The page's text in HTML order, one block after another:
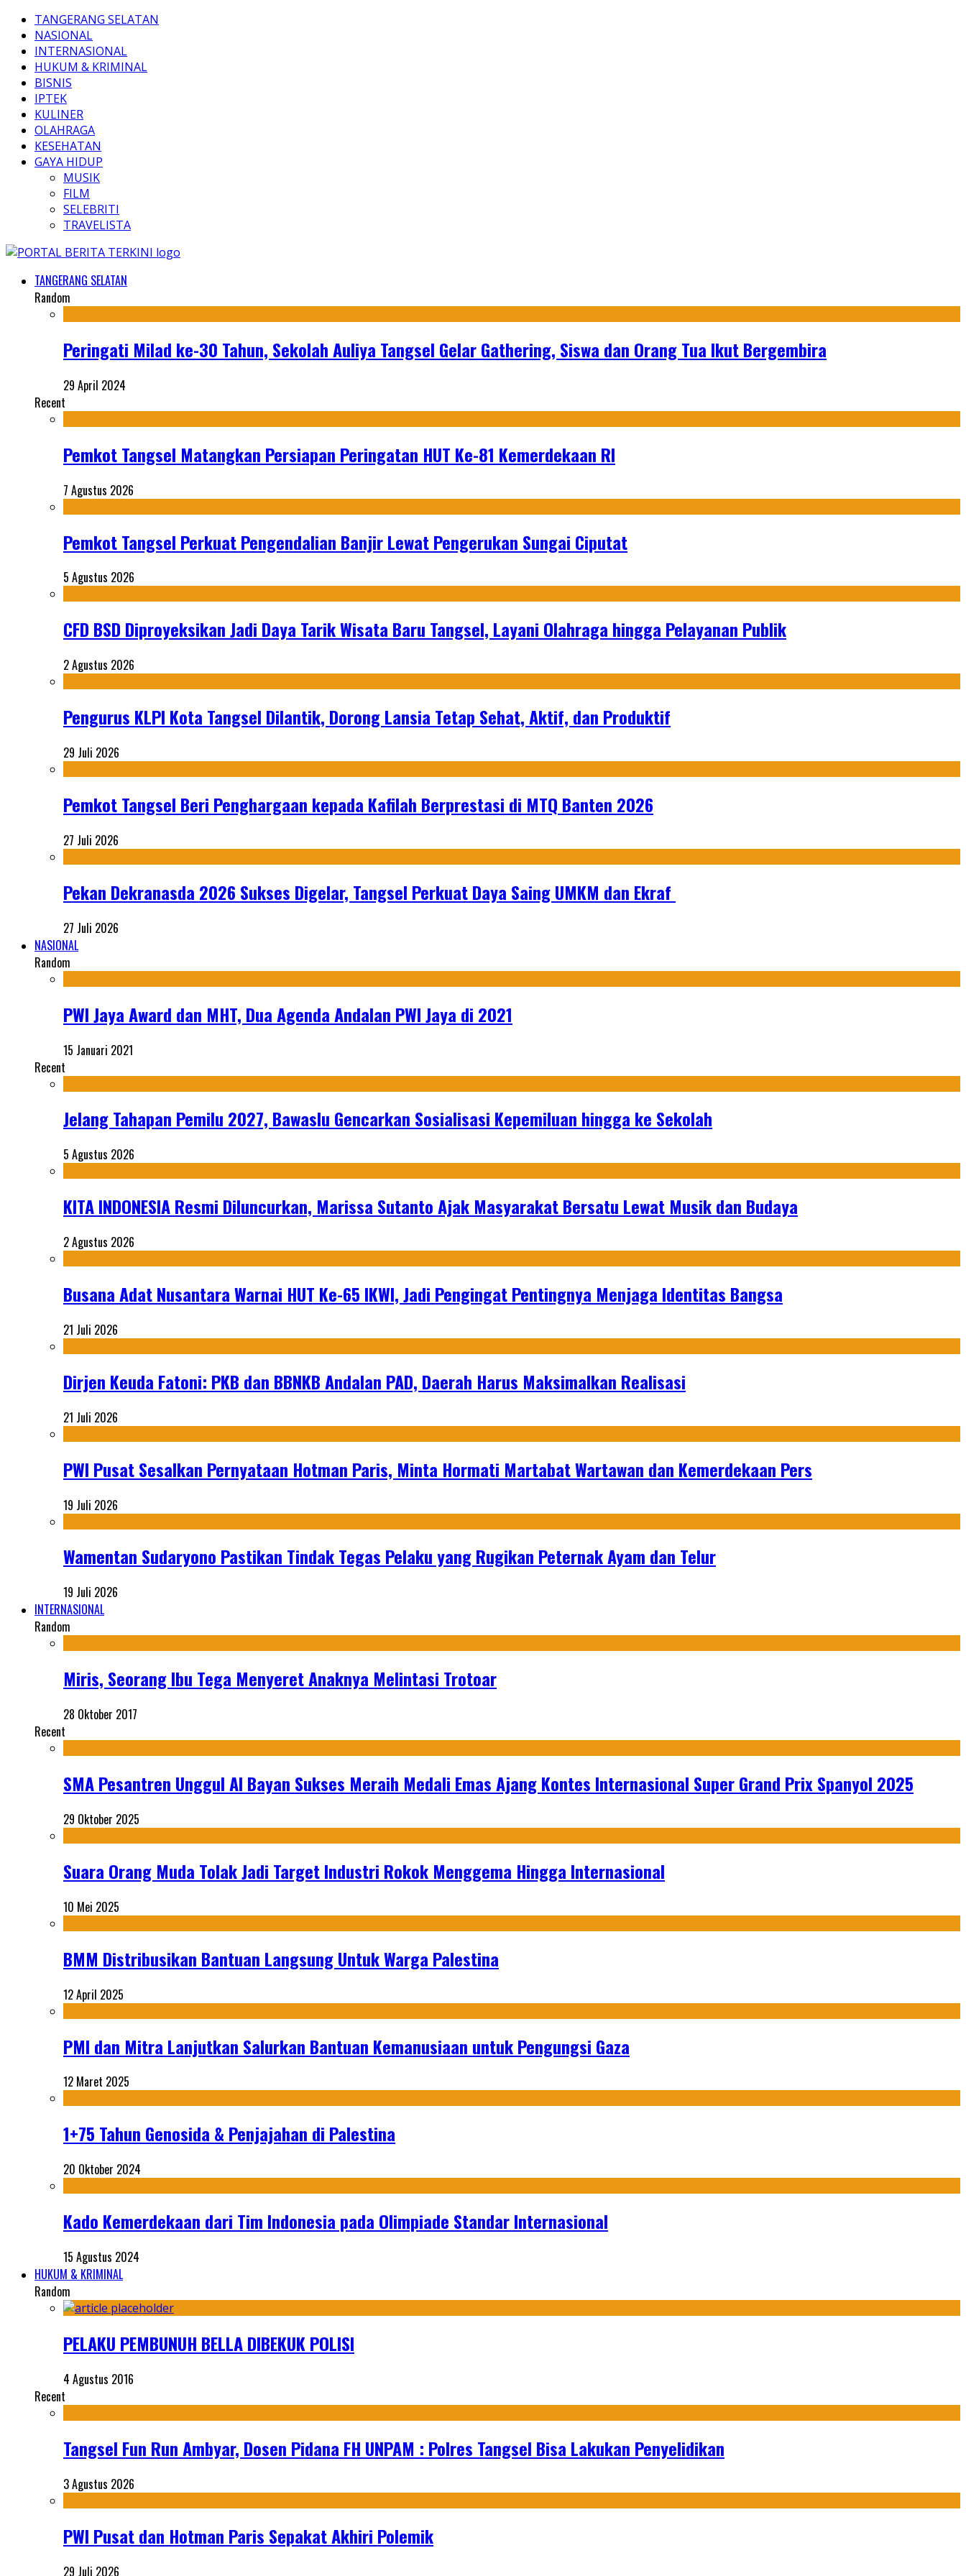
TANGERANG SELATAN
NASIONAL
INTERNASIONAL
HUKUM & KRIMINAL
BISNIS
IPTEK
KULINER
OLAHRAGA
KESEHATAN
GAYA HIDUP
MUSIK
FILM
SELEBRITI
TRAVELISTA
TANGERANG SELATAN
Random
Peringati Milad ke-30 Tahun, Sekolah Auliya Tangsel Gelar Gathering, Siswa dan Orang Tua Ikut Bergembira
29 April 2024
Recent
Pemkot Tangsel Matangkan Persiapan Peringatan HUT Ke-81 Kemerdekaan RI
7 Agustus 2026
Pemkot Tangsel Perkuat Pengendalian Banjir Lewat Pengerukan Sungai Ciputat
5 Agustus 2026
CFD BSD Diproyeksikan Jadi Daya Tarik Wisata Baru Tangsel, Layani Olahraga hingga Pelayanan Publik
2 Agustus 2026
Pengurus KLPI Kota Tangsel Dilantik, Dorong Lansia Tetap Sehat, Aktif, dan Produktif
29 Juli 2026
Pemkot Tangsel Beri Penghargaan kepada Kafilah Berprestasi di MTQ Banten 2026
27 Juli 2026
Pekan Dekranasda 2026 Sukses Digelar, Tangsel Perkuat Daya Saing UMKM dan Ekraf
27 Juli 2026
NASIONAL
Random
PWI Jaya Award dan MHT, Dua Agenda Andalan PWI Jaya di 2021
15 Januari 2021
Recent
Jelang Tahapan Pemilu 2027, Bawaslu Gencarkan Sosialisasi Kepemiluan hingga ke Sekolah
5 Agustus 2026
KITA INDONESIA Resmi Diluncurkan, Marissa Sutanto Ajak Masyarakat Bersatu Lewat Musik dan Budaya
2 Agustus 2026
Busana Adat Nusantara Warnai HUT Ke-65 IKWI, Jadi Pengingat Pentingnya Menjaga Identitas Bangsa
21 Juli 2026
Dirjen Keuda Fatoni: PKB dan BBNKB Andalan PAD, Daerah Harus Maksimalkan Realisasi
21 Juli 2026
PWI Pusat Sesalkan Pernyataan Hotman Paris, Minta Hormati Martabat Wartawan dan Kemerdekaan Pers
19 Juli 2026
Wamentan Sudaryono Pastikan Tindak Tegas Pelaku yang Rugikan Peternak Ayam dan Telur
19 Juli 2026
INTERNASIONAL
Random
Miris, Seorang Ibu Tega Menyeret Anaknya Melintasi Trotoar
28 Oktober 2017
Recent
SMA Pesantren Unggul Al Bayan Sukses Meraih Medali Emas Ajang Kontes Internasional Super Grand Prix Spanyol 2025
29 Oktober 2025
Suara Orang Muda Tolak Jadi Target Industri Rokok Menggema Hingga Internasional
10 Mei 2025
BMM Distribusikan Bantuan Langsung Untuk Warga Palestina
12 April 2025
PMI dan Mitra Lanjutkan Salurkan Bantuan Kemanusiaan untuk Pengungsi Gaza
12 Maret 2025
1+75 Tahun Genosida & Penjajahan di Palestina
20 Oktober 2024
Kado Kemerdekaan dari Tim Indonesia pada Olimpiade Standar Internasional
15 Agustus 2024
HUKUM & KRIMINAL
Random
PELAKU PEMBUNUH BELLA DIBEKUK POLISI
4 Agustus 2016
Recent
Tangsel Fun Run Ambyar, Dosen Pidana FH UNPAM : Polres Tangsel Bisa Lakukan Penyelidikan
3 Agustus 2026
PWI Pusat dan Hotman Paris Sepakat Akhiri Polemik
29 Juli 2026